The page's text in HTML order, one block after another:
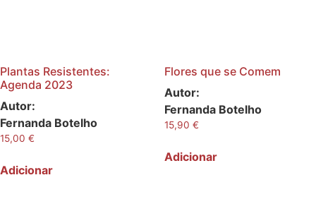
Plantas Resistentes:
Agenda 2023
Autor:
Fernanda Botelho
15,00 €
Adicionar
Flores que se Comem
Autor:
Fernanda Botelho
15,90 €
Adicionar